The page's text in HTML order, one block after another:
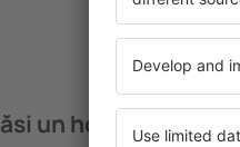
un hotel în Torino?